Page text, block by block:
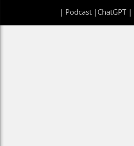
| Podcast| ChatGPT|